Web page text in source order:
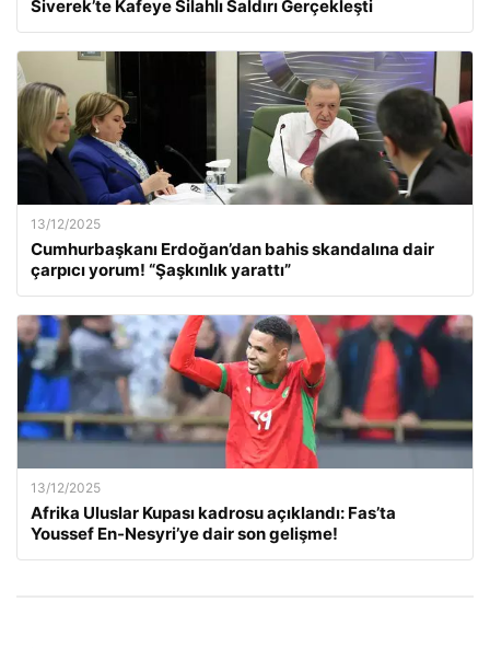
Siverek’te Kafeye Silahlı Saldırı Gerçekleşti
13/12/2025
Cumhurbaşkanı Erdoğan’dan bahis skandalına dair
çarpıcı yorum! “Şaşkınlık yarattı”
13/12/2025
Afrika Uluslar Kupası kadrosu açıklandı: Fas’ta
Youssef En-Nesyri’ye dair son gelişme!